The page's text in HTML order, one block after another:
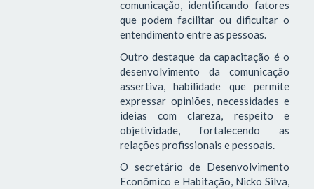
comunicação, identificando fatores
que podem facilitar ou dificultar o
entendimento entre as pessoas.
Outro destaque da capacitação é o
desenvolvimento da comunicação
assertiva, habilidade que permite
expressar opiniões, necessidades e
ideias com clareza, respeito e
objetividade, fortalecendo as
relações profissionais e pessoais.
O secretário de Desenvolvimento
Econômico e Habitação, Nicko Silva,